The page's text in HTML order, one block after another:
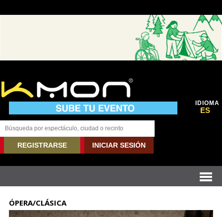
IDIOMA
ES
REGISTRARSE INICIAR SESIÓN
ÓPERA/CLÁSICA